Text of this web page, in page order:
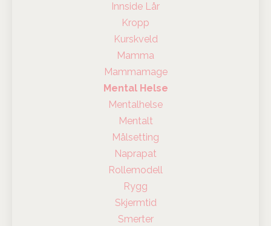
Innside Lår
Kropp
Kurskveld
Mamma
Mammamage
Mental Helse
Mentalhelse
Mentalt
Målsetting
Naprapat
Rollemodell
Rygg
Skjermtid
Smerter